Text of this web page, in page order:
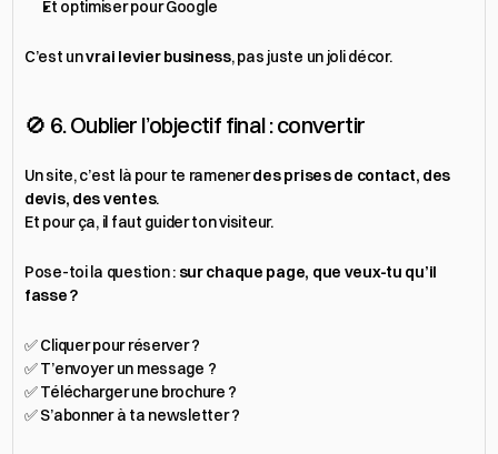
Et optimiser pour Google
C’est un vrai levier business, pas juste un joli décor.
🚫 6. Oublier l’objectif final : convertir
Un site, c’est là pour te ramener des prises de contact, des
devis, des ventes.
Et pour ça, il faut guider ton visiteur.
Pose-toi la question : sur chaque page, que veux-tu qu’il
fasse ?
✅ Cliquer pour réserver ?
✅ T’envoyer un message ?
✅ Télécharger une brochure ?
✅ S’abonner à ta newsletter ?